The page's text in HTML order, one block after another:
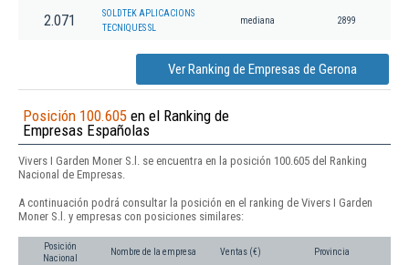
2.071
SOLDTEK APLICACIONS
TECNIQUES SL
mediana 2899
Ver Ranking de Empresas de Gerona
Posición 100.605 en el Ranking de
Empresas Españolas
Vivers I Garden Moner S.l. se encuentra en la posición 100.605 del Ranking
Nacional de Empresas.
A continuación podrá consultar la posición en el ranking de Vivers I Garden
Moner S.l. y empresas con posiciones similares:
Posición
Nacional
Nombre de la empresa Ventas (€) Provincia